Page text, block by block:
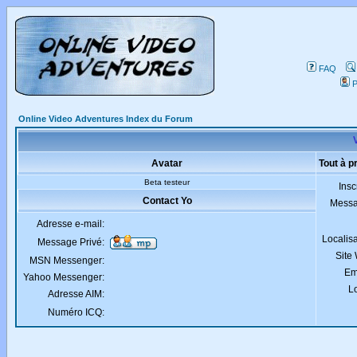
FAQ
Online Video Adventures Index du Forum
Avatar Tout à
Beta testeur
Site
Contact Yo
Adresse e-mail:
Message Privé:
MSN Messenger:
Yahoo Messenger:
Adresse AIM:
Numéro ICQ: